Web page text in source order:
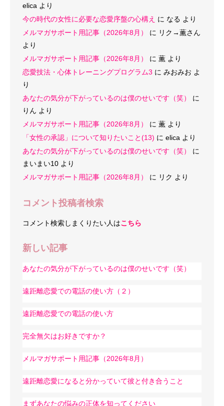
elica より
今の時代の女性に必要な恋愛序盤の心構え に なる より
メルマガサポート用記事（2026年8月）
に リク→薫さん
より
メルマガサポート用記事（2026年8月）
に 薫 より
恋愛技法・心体トレーニングプログラム3 に みおみお よ
り
あなたの気分が下がっているのは僕のせいです（笑）
に
りん より
メルマガサポート用記事（2026年8月）
に 薫 より
「女性の承認」について知りたいこと(13) に elica より
あなたの気分が下がっているのは僕のせいです（笑）
に
まいまい10 より
メルマガサポート用記事（2026年8月）
に リク より
コメント投稿者検索
コメント検索しまくりたい人はこちら
新しい記事
あなたの気分が下がっているのは僕のせいです（笑）
遠距離恋愛での電話の使い方（２）
遠距離恋愛での電話の使い方
完全無欠はお好きですか？
メルマガサポート用記事（2026年8月）
遠距離恋愛になると分かっていて彼と付き合うこと
まずあなたの悩みの正体を知ってください